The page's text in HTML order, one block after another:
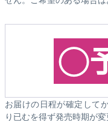
お届けの日程が確定して
り已むを得ず発売時期が